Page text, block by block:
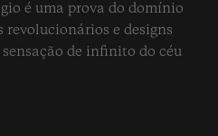
é uma prova do domínio
e designs
de infinito do céu